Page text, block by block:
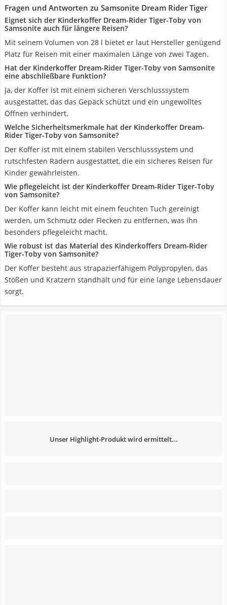
Fragen und Antworten zu Samsonite Dream Rider Tiger
Eignet sich der Kinderkoffer Dream-Rider Tiger-Toby von
Samsonite auch für längere Reisen?
Mit seinem Volumen von 28 l bietet er laut Hersteller genügend
Platz für Reisen mit einer maximalen Länge von zwei Tagen.
Hat der Kinderkoffer Dream-Rider Tiger-Toby von Samsonite
eine abschließbare Funktion?
Ja, der Koffer ist mit einem sicheren Verschlusssystem
ausgestattet, das das Gepäck schützt und ein ungewolltes
Öffnen verhindert.
Welche Sicherheitsmerkmale hat der Kinderkoffer Dream-
Rider Tiger-Toby von Samsonite?
Der Koffer ist mit einem stabilen Verschlusssystem und
rutschfesten Rädern ausgestattet, die ein sicheres Reisen für
Kinder gewährleisten.
Wie pflegeleicht ist der Kinderkoffer Dream-Rider Tiger-Toby
von Samsonite?
Der Koffer kann leicht mit einem feuchten Tuch gereinigt
werden, um Schmutz oder Flecken zu entfernen, was ihn
besonders pflegeleicht macht.
Wie robust ist das Material des Kinderkoffers Dream-Rider
Tiger-Toby von Samsonite?
Der Koffer besteht aus strapazierfähigem Polypropylen, das
Stößen und Kratzern standhält und für eine lange Lebensdauer
sorgt.
Unser Highlight-Produkt wird ermittelt...